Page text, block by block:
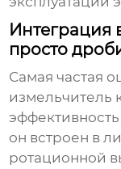
Интеграция
просто
Самая частая
измельчитель
он встроен в
ротационной